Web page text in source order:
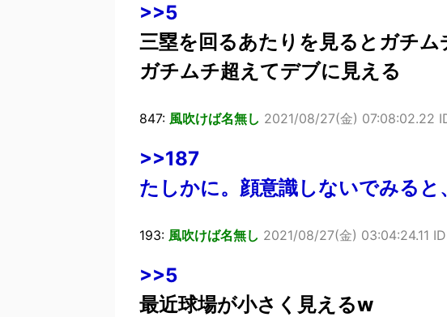
>>5
三塁を回るあたりを見るとガチ
ガチムチ超えてデブに見える
847: 風吹けば名無し 2021/08/27(金) 07:08:02.22
>>187
たしかに。顔意識しないでみると
193: 風吹けば名無し 2021/08/27(金) 03:04:24.11
>>5
最近球場が小さく見えるw